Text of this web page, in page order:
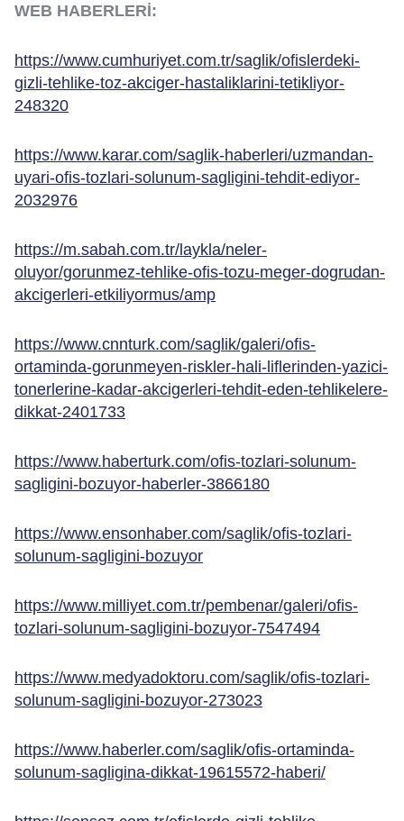
WEB HABERLERİ:
https://www.cumhuriyet.com.tr/saglik/ofislerdeki-
gizli-tehlike-toz-akciger-hastaliklarini-tetikliyor-
248320
https://www.karar.com/saglik-haberleri/uzmandan-
uyari-ofis-tozlari-solunum-sagligini-tehdit-ediyor-
2032976
https://m.sabah.com.tr/laykla/neler-
oluyor/gorunmez-tehlike-ofis-tozu-meger-dogrudan-
akcigerleri-etkiliyormus/amp
https://www.cnnturk.com/saglik/galeri/ofis-
ortaminda-gorunmeyen-riskler-hali-liflerinden-yazici-
tonerlerine-kadar-akcigerleri-tehdit-eden-tehlikelere-
dikkat-2401733
https://www.haberturk.com/ofis-tozlari-solunum-
sagligini-bozuyor-haberler-3866180
https://www.ensonhaber.com/saglik/ofis-tozlari-
solunum-sagligini-bozuyor
https://www.milliyet.com.tr/pembenar/galeri/ofis-
tozlari-solunum-sagligini-bozuyor-7547494
https://www.medyadoktoru.com/saglik/ofis-tozlari-
solunum-sagligini-bozuyor-273023
https://www.haberler.com/saglik/ofis-ortaminda-
solunum-sagligina-dikkat-19615572-haberi/